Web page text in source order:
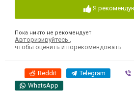
Я
Пока никто не рекомендует
Авторизируйтесь
чтобы оценить и порекомендовать
Reddit Telegram
WhatsApp